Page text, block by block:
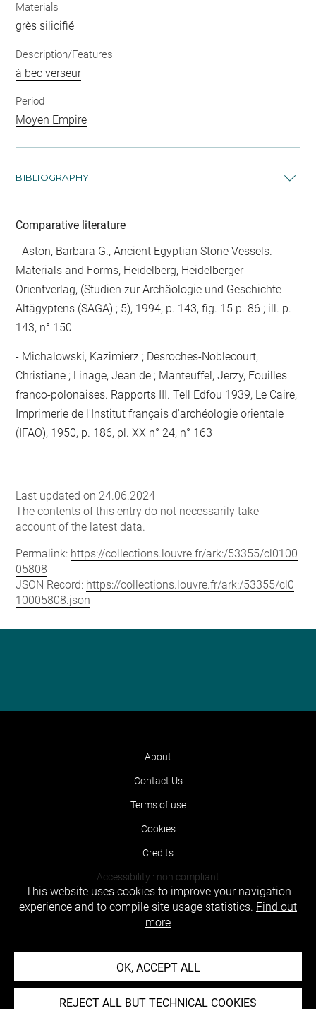
Materials
grès silicifié
Description/Features
à bec verseur
Period
Moyen Empire
BIBLIOGRAPHY
Comparative literature
- Aston, Barbara G., Ancient Egyptian Stone Vessels.
Materials and Forms, Heidelberg, Heidelberger
Orientverlag, (Studien zur Archäologie und Geschichte
Altägyptens (SAGA) ; 5), 1994, p. 143, fig. 15 p. 86 ; ill. p.
143, n° 150
- Michalowski, Kazimierz ; Desroches-Noblecourt,
Christiane ; Linage, Jean de ; Manteuffel, Jerzy, Fouilles
franco-polonaises. Rapports III. Tell Edfou 1939, Le Caire,
Imprimerie de l'Institut français d'archéologie orientale
(IFAO), 1950, p. 186, pl. XX n° 24, n° 163
Last updated on 24.06.2024
The contents of this entry do not necessarily take
account of the latest data.
Permalink: https://collections.louvre.fr/ark:/53355/cl0100
05808
JSON Record: https://collections.louvre.fr/ark:/53355/cl0
10005808.json
About
Contact Us
Terms of use
Cookies
Credits
Accessibility : non compliant
This website uses cookies to improve your navigation
experience and to compile site usage statistics. Find out
more
OK, ACCEPT ALL
REJECT ALL BUT TECHNICAL COOKIES